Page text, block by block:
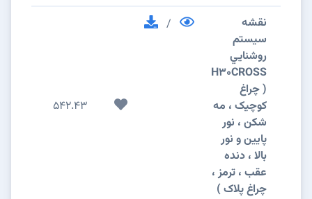
نقشه
سيستم
روشنايي
H30CROSS
( چراغ
کوچیک ، مه
شکن ، نور
پایین و نور
بالا ، دنده
عقب ، ترمز ،
چراغ پلاک )
/
542.43